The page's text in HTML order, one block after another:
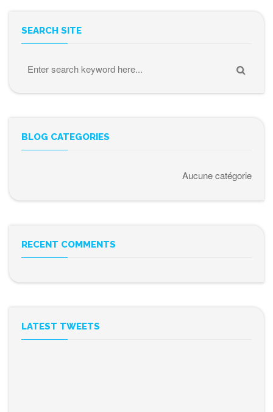
SEARCH SITE
BLOG CATEGORIES
Aucune catégorie
RECENT COMMENTS
LATEST TWEETS